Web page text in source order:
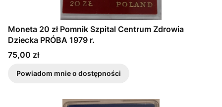
Moneta 20 zł Pomnik Szpital Centrum Zdrowia
Dziecka PRÓBA 1979 r.
Cena
75,00 zł
Powiadom mnie o dostępności